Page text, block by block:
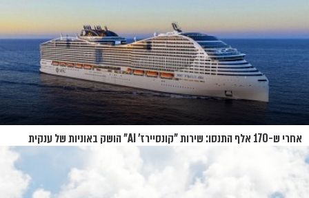
אחרי ש-170 אלף התנסו: שירות "קונסיירז' AI" הושק באוניות של ענקית
הקרוזים